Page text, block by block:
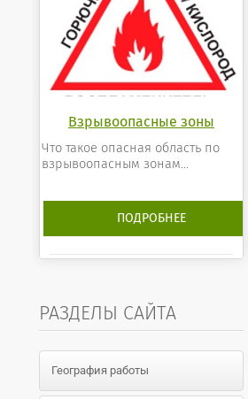
Взрывоопасные зоны
Что такое опасная область по
взрывоопасным зонам...
ПОДРОБНЕЕ
РАЗДЕЛЫ САЙТА
География работы